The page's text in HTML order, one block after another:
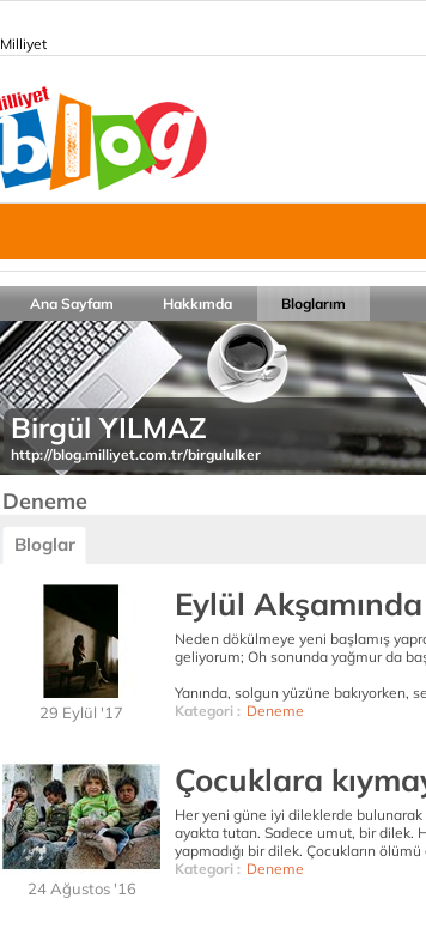
Milliyet
Ana Sayfam Hakkımda Bloglarım
Birgül YILMAZ
http://blog.milliyet.com.tr/birgululker
Deneme
Bloglar
29 Eylül '17
Eylül Akşamında
Neden dökülmeye yeni başlamış
geliyorum; Oh sonunda yağmur da
Yanında, solgun yüzüne bakıyorken,
Kategori : Deneme
24 Ağustos '16
Çocuklara
Her yeni güne iyi dileklerde bulunarak
ayakta tutan. Sadece umut, bir dilek.
yapmadığı bir dilek. Çocukların ölümü
Kategori : Deneme